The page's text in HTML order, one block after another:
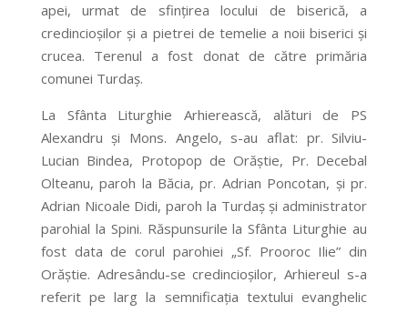
apei, urmat de sfinţirea locului de biserică, a
credincioşilor şi a pietrei de temelie a noii biserici şi
crucea. Terenul a fost donat de către primăria
comunei Turdaş.
La Sfânta Liturghie Arhierească, alături de PS
Alexandru şi Mons. Angelo, s-au aflat: pr. Silviu-
Lucian Bindea, Protopop de Orăştie, Pr. Decebal
Olteanu, paroh la Băcia, pr. Adrian Poncotan, şi pr.
Adrian Nicoale Didi, paroh la Turdaş şi administrator
parohial la Spini. Răspunsurile la Sfânta Liturghie au
fost data de corul parohiei „Sf. Prooroc Ilie” din
Orăştie. Adresându-se credincioşilor, Arhiereul s-a
referit pe larg la semnificaţia textului evanghelic